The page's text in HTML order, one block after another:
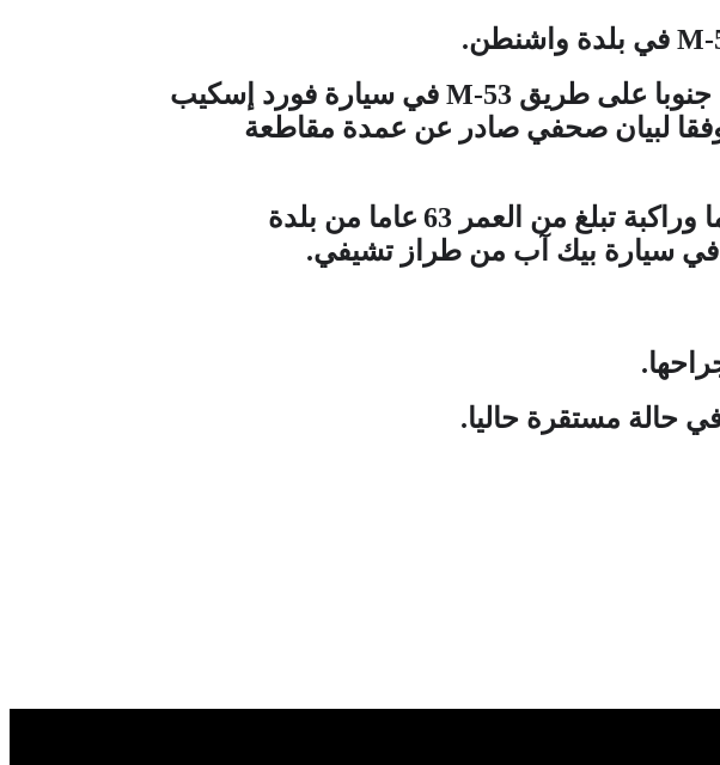
M- في بلدة واشنطن.
جنوبا على طريق M-53 في سيارة فورد إسكيب
لبيان صحفي صادر عن عمدة مقاطعة
وراكبة تبلغ من العمر 63 عاما من بلدة
في سيارة بيك آب من طراز تشيفي.
.
حالة مستقرة حاليا.